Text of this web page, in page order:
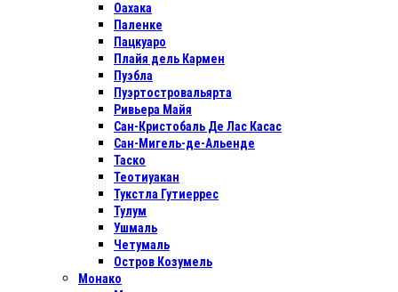
Оахака
Паленке
Пацкуаро
Плайя дель Кармен
Пуэбла
Пуэртостровальярта
Ривьера Майя
Сан-Кристобаль Де Лас Касас
Сан-Мигель-де-Альенде
Таско
Теотиуакан
Тукстла Гутиеррес
Тулум
Ушмаль
Четумаль
Остров Козумель
Монако